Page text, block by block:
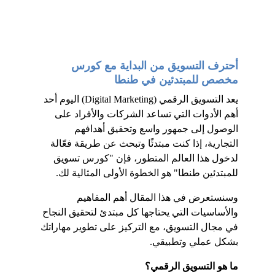
أحترف التسويق من البداية مع كورس
مخصص للمبتدئين في طنطا
يعد التسويق الرقمي (Digital Marketing) اليوم أحد
أهم الأدوات التي تساعد الشركات والأفراد على
الوصول إلى جمهور واسع وتحقيق أهدافهم
التجارية، إذا كنت مبتدئًا وتبحث عن طريقة فعّالة
لدخول هذا العالم المتطور، فإن "كورس تسويق
للمبتدئين طنطا" هو الخطوة الأولى المثالية لك.
وسنستعرض في هذا المقال أهم المفاهيم
والأساسيات التي يحتاجها كل مبتدئ لتحقيق النجاح
في مجال التسويق، مع التركيز على تطوير مهاراتك
بشكل عملي وتطبيقي.
ما هو التسويق الرقمي؟